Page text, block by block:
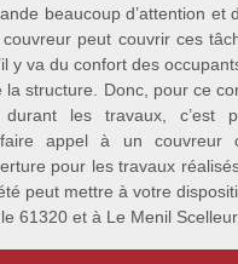
beaucoup d’attention et
peut couvrir ces
y va du confort des
la structure. Donc, pour ce
durant les travaux, c’est
appel à un couvreur
pour les travaux
peut mettre à votre
61320 et à Le Menil